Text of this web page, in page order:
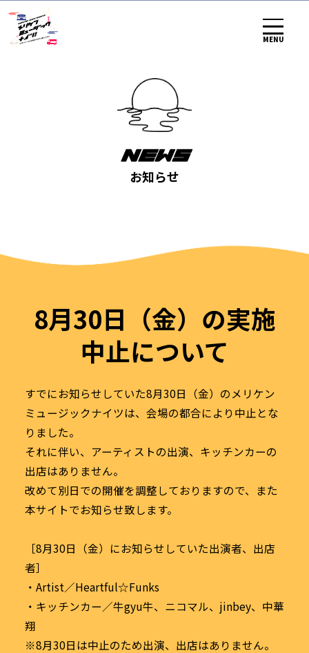
MENU
NEWS
お知らせ
8月30日（金）の実施
中止について
すでにお知らせしていた8月30日（金）のメリケン
ミュージックナイツは、会場の都合により中止とな
りました。
それに伴い、アーティストの出演、キッチンカーの
出店はありません。
改めて別日での開催を調整しておりますので、また
本サイトでお知らせ致します。
［8月30日（金）にお知らせしていた出演者、出店
者］
・Artist／Heartful☆Funks
・キッチンカー／牛gyu牛、ニコマル、jinbey、中華
翔
※8月30日は中止のため出演、出店はありません。